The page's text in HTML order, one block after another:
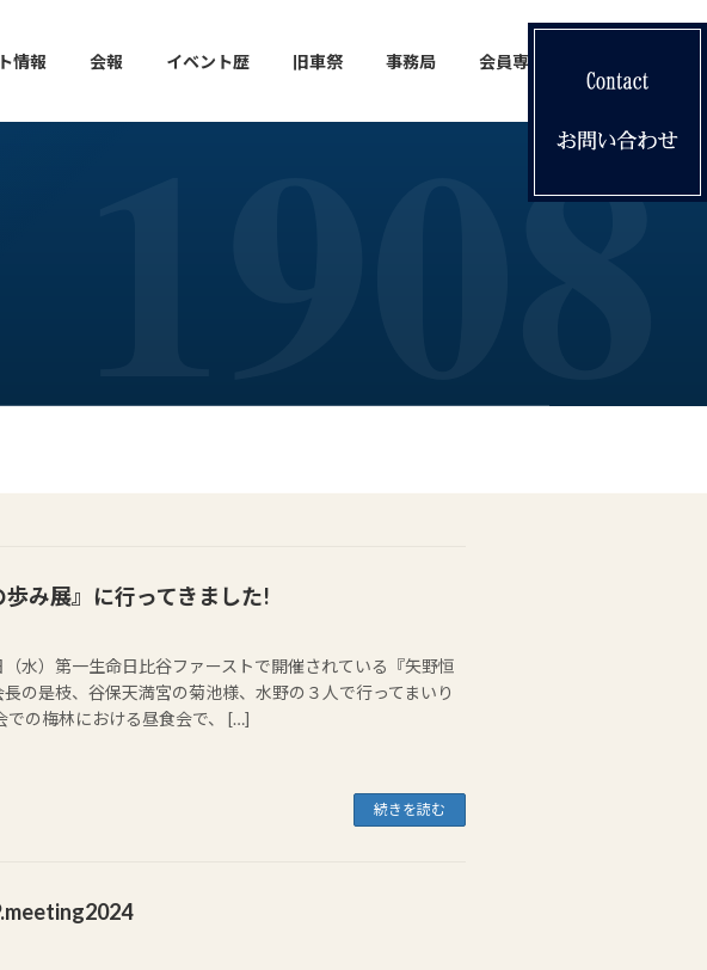
情報 会報 イベント歴 旧車祭 事務局 会員専用
歩み展』に行ってきました!
水）第一生命日比谷ファーストで開催されている『矢野恒
の是枝、谷保天満宮の菊池様、水野の３人で行ってまいり
での梅林における昼食会で、 […]
続きを読む